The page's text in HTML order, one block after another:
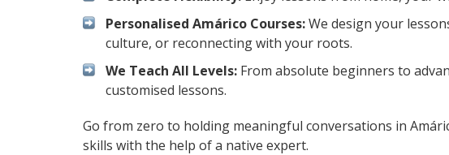
Personalised Amárico Courses:We design your
culture, or reconnecting with your roots.
We Teach All Levels: From absolute beginners to
customised lessons.
Go from zero to holding meaningful conversations in
skills with the help of a native expert.